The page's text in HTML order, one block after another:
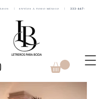
| ENVÍOS A TODO MÉXICO | 333-667-